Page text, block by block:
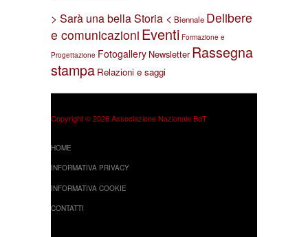
> Sarà una bella Storia < Biennale Delibere
e comunicazioni Eventi Formazione e
Progettazione Fotogallery Newsletter Rassegna
stampa Relazioni e saggi
Copyright © 2026 Associazione Nazionale BdT
HOME
INFORMATIVA PRIVACY
INFORMATIVA COOKIE
CONTATTI